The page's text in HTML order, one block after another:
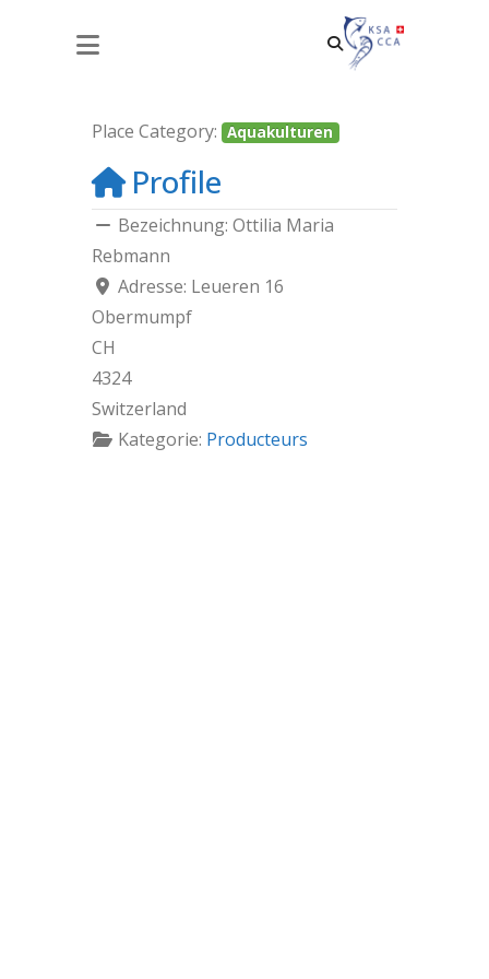
OTTILIA MARIA REBMANN
Place Category: Aquakulturen
Profile
Bezeichnung: Ottilia Maria
Rebmann
Adresse: Leueren 16
Obermumpf
CH
4324
Switzerland
Kategorie: Producteurs